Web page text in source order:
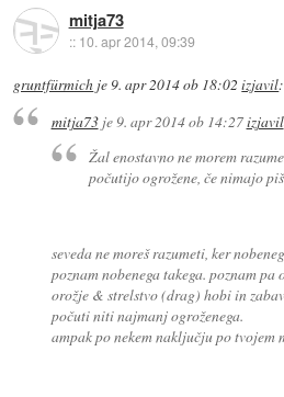
mitja73
:: 10. apr 2014, 09:39
gruntfürmich je9. apr 2014 ob 18:02 izjavil:
mitja73je 9. apr 2014 ob 14:27izjavil
Žal enostavno ne morem
počutijo ogrožene, če nimajo
seveda ne moreš razumeti, ker
poznam nobenega takega. poznam
orožje & strelstvo (drag) hobi in
počuti niti najmanj ogroženega.
ampak po nekem naključju po tvojem